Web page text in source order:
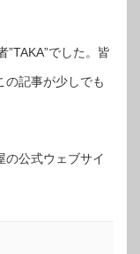
でした。皆
の記事が少しでも
公式ウェブサイ